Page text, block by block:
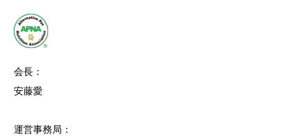
会長：
安藤愛
運営事務局：